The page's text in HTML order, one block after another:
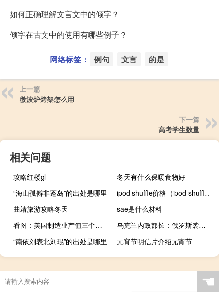
如何正确理解文言文中的倾字？
倾字在古文中的使用有哪些例子？
网络标签： 例句 文言 的是
上一篇
微波炉烤架怎么用
下一篇
高考学生数量
相关问题
攻略红楼gl
冬天有什么保暖食物好
“海山孤僻非蓬岛”的出处是哪里
ipod shuffle价格（ipod shuffle）
曲靖旅游攻略冬天
sae是什么材料
看图：美国制造业产值三个月来首次增长 受到汽车产量激增推动
乌克兰内政部长：俄罗斯袭击乌克兰北部罗姆尼市学校造成两人死亡
“南依刘表北刘琨”的出处是哪里
元宵节明信片介绍元宵节
☚